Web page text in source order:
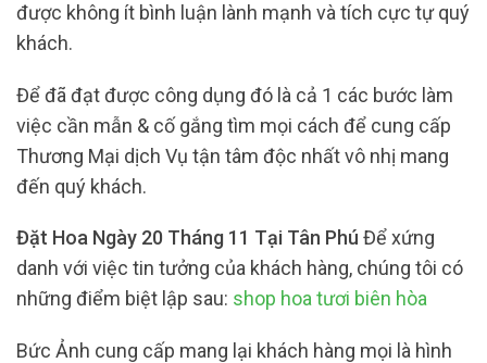
được không ít bình luận lành mạnh và tích cực tự quý
khách.
Để đã đạt được công dụng đó là cả 1 các bước làm
việc cần mẫn & cố gắng tìm mọi cách để cung cấp
Thương Mại dịch Vụ tận tâm độc nhất vô nhị mang
đến quý khách.
Đặt Hoa Ngày 20 Tháng 11 Tại Tân Phú Để xứng
danh với việc tin tưởng của khách hàng, chúng tôi có
những điểm biệt lập sau: shop hoa tươi biên hòa
Bức Ảnh cung cấp mang lại khách hàng mọi là hình